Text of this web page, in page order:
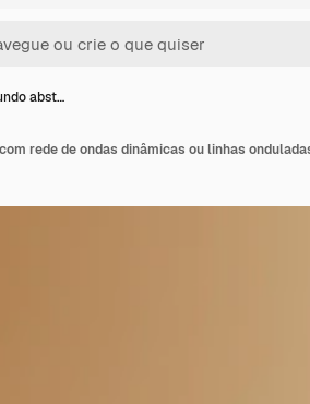
abst…